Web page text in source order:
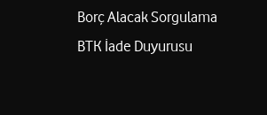
Borç Alacak Sorgulama
BTK İade Duyurusu